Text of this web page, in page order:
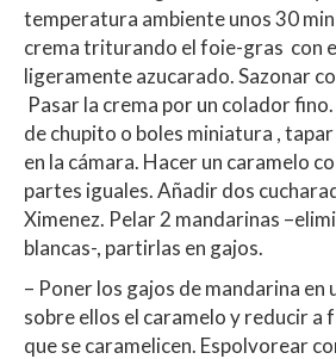
temperatura ambiente unos 30
crema triturando el foie-gras con
ligeramente azucarado. Sazonar
Pasar la crema por un colador
de chupito o boles miniatura ,
en la cámara. Hacer un caramelo
partes iguales. Añadir dos
Ximenez. Pelar 2 mandarinas
blancas-, partirlas en gajos.
– Poner los gajos de mandarina en
sobre ellos el caramelo y reducir a
que se caramelicen. Espolvorear